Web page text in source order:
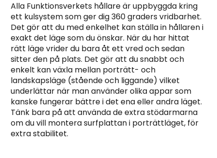
Alla Funktionsverkets hållare är uppbyggda kring
ett kulsystem som ger dig 360 graders vridbarhet.
Det gör att du med enkelhet kan ställa in hållaren i
exakt det läge som du önskar. När du har hittat
rätt läge vrider du bara åt ett vred och sedan
sitter den på plats. Det gör att du snabbt och
enkelt kan växla mellan porträtt- och
landskapsläge (stående och liggande) vilket
underlättar när man använder olika appar som
kanske fungerar bättre i det ena eller andra läget.
Tänk bara på att använda de extra stödarmarna
om du vill montera surfplattan i porträttläget, för
extra stabilitet.